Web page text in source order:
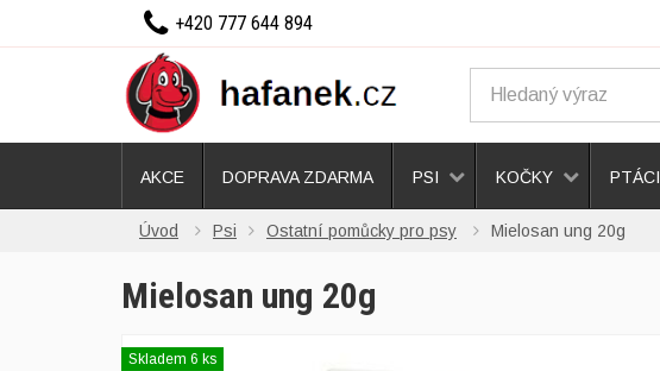
Úvod Psi Ostatní pomůcky pro psy Mielosan ung 20g
Mielosan ung 20g
Skladem 6 ks
AKCE DOPRAVA ZDARMA PSI KOČKY PTÁCI
+420 777 644 894